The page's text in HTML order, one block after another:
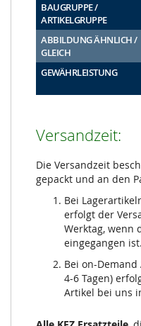
BAUGRUPPE /
ARTIKELGRUPPE
ABBILDUNG ÄHNLICH /
GLEICH
GEWÄHRLEISTUNG
Versandzeit:
Die Versandzeit
gepackt und an den
Bei
erfolgt der
Werktag, wenn
eingegangen ist.
Bei on-
4-6 Tagen)
Artikel bei uns